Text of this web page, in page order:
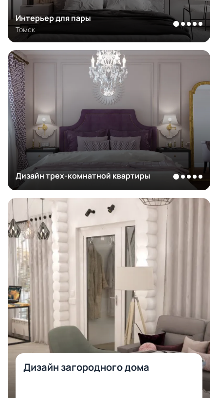
Интерьер для пары
Томск
Дизайн трех-комнатной квартиры
Дизайн загородного дома